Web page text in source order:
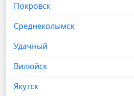
Покровск
Среднеколымск
Удачный
Вилюйск
Якутск